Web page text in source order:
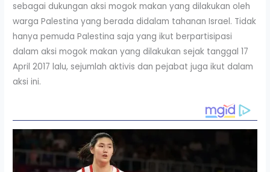
sebagai dukungan aksi mogok makan yang dilakukan oleh
warga Palestina yang berada didalam tahanan Israel. Tidak
hanya pemuda Palestina saja yang ikut berpartisipasi
dalam aksi mogok makan yang dilakukan sejak tanggal 17
April 2017 lalu, sejumlah aktivis dan pejabat juga ikut dalam
aksi ini.